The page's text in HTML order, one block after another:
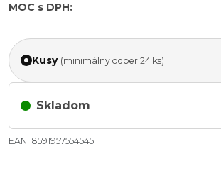
MOC s DPH:
Kusy (minimálny odber 24 ks)
Skladom
EAN: 8591957554545